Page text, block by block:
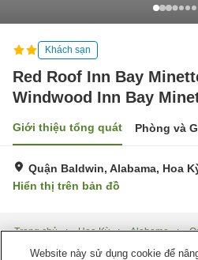
Khách sạn
Red Roof Inn Bay
Windwood Inn Bay
Giới thiệu tổng quát Phòng và
Quận Baldwin, Alabama, Hoa
Hiển thị trên bản đồ
Trang chủ Hoa Kỳ Alabama
Red Roof Inn Bay Minette (Formerly
Website này sử dụng cookie để